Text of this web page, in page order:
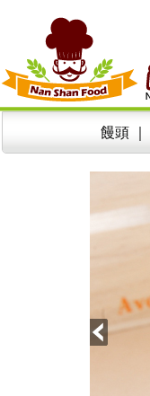
饅頭